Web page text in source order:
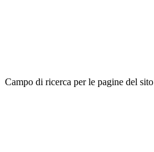
Campo di ricerca per le pagine del sito